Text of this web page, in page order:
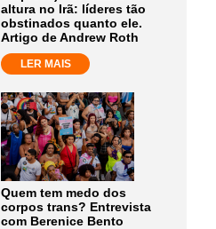
altura no Irã: líderes tão
obstinados quanto ele.
Artigo de Andrew Roth
LER MAIS
Quem tem medo dos
corpos trans? Entrevista
com Berenice Bento